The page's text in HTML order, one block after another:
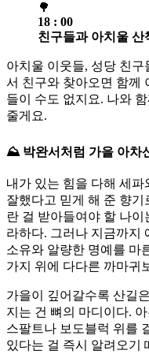
🌳
18 : 00
친구들과 아치울 산
아치울 이웃들, 성당 친구
서 친구와 찾아오면 함께
들이 수도 없지요. 나와
줄게요.
⛰️ 박완서처럼 가을 아차
내가 있는 힘을 다해 세
잘했다고 믿게 해 준 향기
란 걸 받아들여야 할 나
라하다. 그러나 지금까지
소유와 알량한 명예를 마
가지 위에 다다른 까마귀
가을이 깊어갈수록 산길
지는 건 뼈의 마디이다.
스팔트나 보도블럭 위를
있다는 걸 즉시 알려오기